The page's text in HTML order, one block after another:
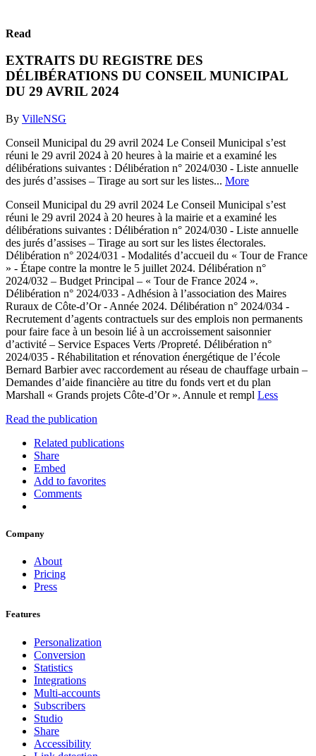
Read
EXTRAITS DU REGISTRE DES
DÉLIBÉRATIONS DU CONSEIL MUNICIPAL
DU 29 AVRIL 2024
By VilleNSG
Conseil Municipal du 29 avril 2024 Le Conseil Municipal s’est
réuni le 29 avril 2024 à 20 heures à la mairie et a examiné les
délibérations suivantes : Délibération n° 2024/030 - Liste annuelle
des jurés d’assises – Tirage au sort sur les listes... More
Conseil Municipal du 29 avril 2024 Le Conseil Municipal s’est
réuni le 29 avril 2024 à 20 heures à la mairie et a examiné les
délibérations suivantes : Délibération n° 2024/030 - Liste annuelle
des jurés d’assises – Tirage au sort sur les listes électorales.
Délibération n° 2024/031 - Modalités d’accueil du « Tour de France
» - Étape contre la montre le 5 juillet 2024. Délibération n°
2024/032 – Budget Principal – « Tour de France 2024 ».
Délibération n° 2024/033 - Adhésion à l’association des Maires
Ruraux de Côte-d’Or - Année 2024. Délibération n° 2024/034 -
Recrutement d’agents contractuels sur des emplois non permanents
pour faire face à un besoin lié à un accroissement saisonnier
d’activité – Service Espaces Verts /Propreté. Délibération n°
2024/035 - Réhabilitation et rénovation énergétique de l’école
Bernard Barbier avec raccordement au réseau de chauffage urbain –
Demandes d’aide financière au titre du fonds vert et du plan
Marshall « Grands projets Côte-d’Or ». Annule et rempl Less
Read the publication
Related publications
Share
Embed
Add to favorites
Comments
Company
About
Pricing
Press
Features
Personalization
Conversion
Statistics
Integrations
Multi-accounts
Subscribers
Studio
Share
Accessibility